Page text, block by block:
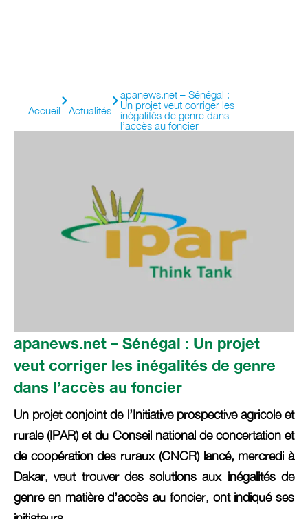
Accueil Actualités
apanews.net – Sénégal :
Un projet veut corriger les
inégalités de genre dans
l’accès au foncier
apanews.net – Sénégal : Un projet
veut corriger les inégalités de genre
dans l’accès au foncier
Un projet conjoint de l’Initiative prospective agricole et
rurale (IPAR) et du Conseil national de concertation et
de coopération des ruraux (CNCR) lancé, mercredi à
Dakar, veut trouver des solutions aux inégalités de
genre en matière d’accès au foncier, ont indiqué ses